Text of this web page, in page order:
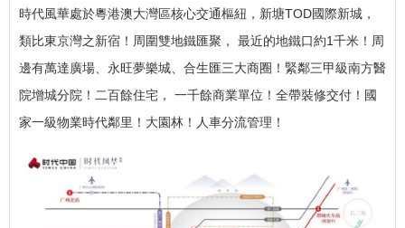
時代風華處於粵港澳大灣區核心交通樞紐，新塘TOD國際新城，
類比東京灣之新宿！ 周圍雙地鐵匯聚， 最近的地鐵口約1千米！ 周
邊有萬達廣場、永旺夢樂城、合生匯三大商圈！ 緊鄰三甲級南方醫
院增城分院！ 二百餘住宅， 一千餘商業單位！ 全帶裝修交付！ 國
家一級物業時代鄰里！ 大園林！ 人車分流管理！